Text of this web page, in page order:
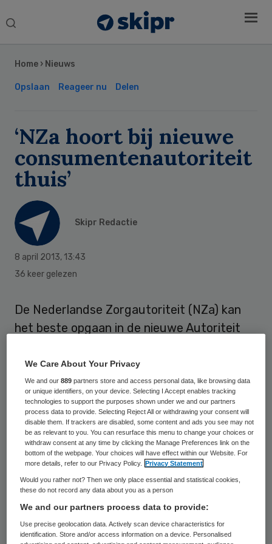
Search
Home › Nieuws
Opslaan Reageer nu Delen
‘NZa hoort bij nieuwe
consumentenautoriteit
thuis’
Skipr Redactie
8 april 2013, 13:43
36 keer gelezen
De Nederlandse Zorgautoriteit (NZa) kan
het beste opgaan in de nieuwe Autoriteit
concludeert jurist Marc Wiggers die op
vrijdag 5 april aan de Radboud Universiteit
Nijmegen is gepromoveerd op een
proefschrift over de marktwerking in de
zorg.
Volgens Wiggers is de NZa als
marktmeester in de zorg grotendeels
onzichtbaar geweest, waarmee het
bestaansrecht als zelfstandig orgaan onder
drukstaat. “Sinds de oprichting in 2006
Sidebar
We Care About Your Privacy
We and our889 partners store and access personal data, like browsing data
or unique identifiers, on your device. Selecting I Accept enables tracking
technologies to support the purposes shown under we and our partners
process data to provide. Selecting Reject All or withdrawing your consent will
disable them. If trackers are disabled, some content and ads you see may not
be as relevant to you. You can resurface this menu to change your choices or
withdraw consent at any time by clicking the Manage Preferences link on the
bottom of the webpage. Your choices will have effect within our Website. For
more details, refer to our Privacy Policy.
Privacy Statement
Would you rather not? Then we only place essential and statistical cookies,
these do not record any data about you as a person
We and our partners process data to provide:
Use precise geolocation data. Actively scan device characteristics for
identification. Store and/or access information on a device. Personalised